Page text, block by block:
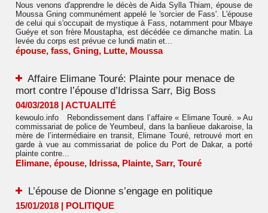
Nous venons d'apprendre le décès de Aida Sylla Thiam, épouse de
Moussa Gning communément appelé le 'sorcier de Fass'. L'épouse
de celui qui s'occupait de mystique à Fass, notamment pour Mbaye
Guéye et son frère Moustapha, est décédée ce dimanche matin. La
levée du corps est prévue ce lundi matin et...
épouse, fass, Gning, Lutte, Moussa
Affaire Elimane Touré: Plainte pour menace de
mort contre l’épouse d’Idrissa Sarr, Big Boss
04/03/2018 | ACTUALITÉ
kewoulo.info Rebondissement dans l’affaire « Elimane Touré. » Au
commissariat de police de Yeumbeul, dans la banlieue dakaroise, la
mère de l’intermédiaire en transit, Elimane Touré, retrouvé mort en
garde à vue au commissariat de police du Port de Dakar, a porté
plainte contre...
Elimane, épouse, Idrissa, Plainte, Sarr, Touré
L’épouse de Dionne s’engage en politique
15/01/2018 | POLITIQUE